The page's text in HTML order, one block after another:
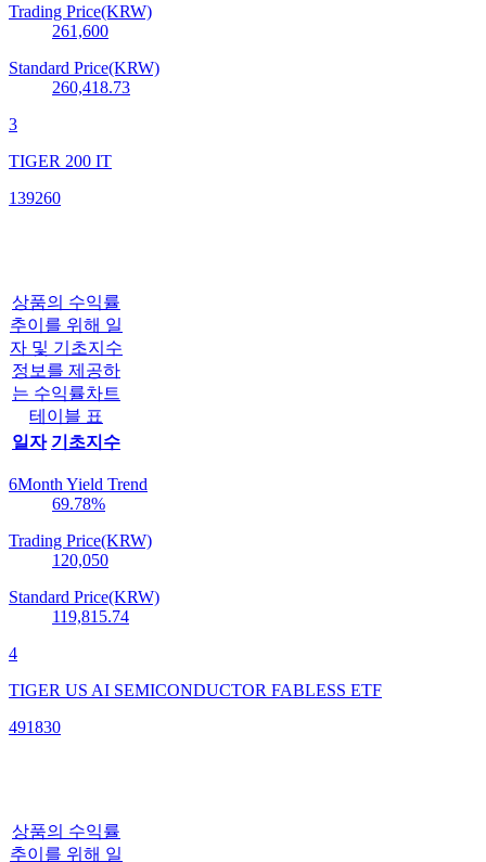
Trading Price(KRW)
261,600
Standard Price(KRW)
260,418.73
3
TIGER 200 IT
139260
상품의 수익률
추이를 위해 일
자 및 기초지수
정보를 제공하
는 수익률차트
테이블 표
일자 기초지수
6Month Yield Trend
69.78%
Trading Price(KRW)
120,050
Standard Price(KRW)
119,815.74
4
TIGER US AI SEMICONDUCTOR FABLESS ETF
491830
상품의 수익률
추이를 위해 일